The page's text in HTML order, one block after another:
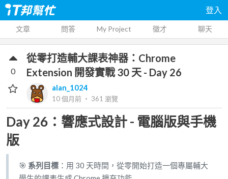
登入
文章 問答 My Project 徵才 聊天
從零打造輔大課表神器：Chrome
Extension 開發實戰 30 天 - Day 26
alan_1024
10 個月前 ‧ 361 瀏覽
0
Day 26：響應式設計 - 電腦版與手機
版
🎯 系列目標 ：用 30 天時間，從零開始打造一個專屬輔大